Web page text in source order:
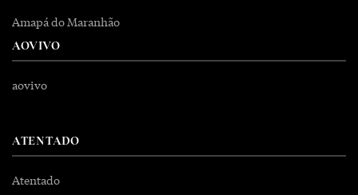
Amapá do Maranhão
AOVIVO
aovivo
ATENTADO
Atentado